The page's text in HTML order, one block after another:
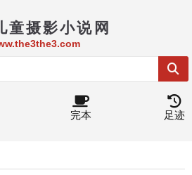
童摄影小说网
完本 足迹